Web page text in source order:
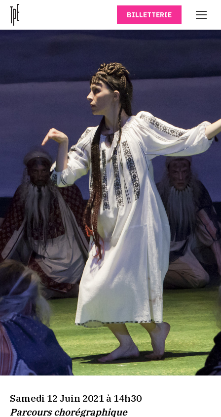
BILLETTERIE
Samedi 12 Juin 2021 à 14h30
Parcours chorégraphique